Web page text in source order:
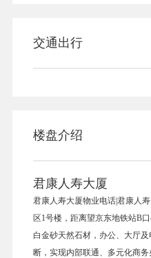
交通出行
楼盘介绍
君康人寿大厦
君康人寿大厦物业电话|君康人
区1号楼，距离望京东地铁站B
白金砂天然石材，办公、大厅
断，实现内部联通、多元化商